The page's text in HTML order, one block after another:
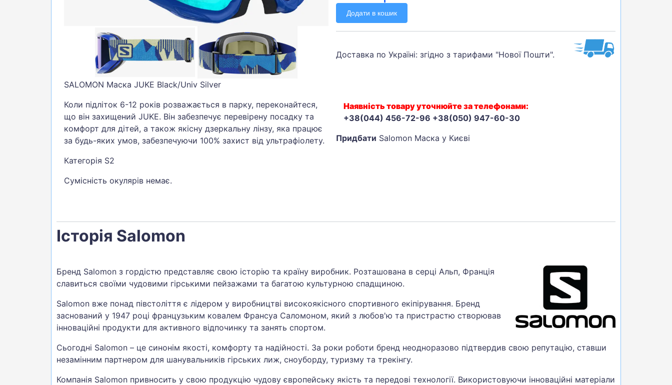
САМОКАТИ
ТЕНІС, БАДМІНТОН
ВОДНІ ВИДИ СПОРТУ
SALOMON Маска JUKE Black/Univ Silver
Коли підліток 6-12 років розважається в парку, переконайтеся,
що він захищений JUKE. Він забезпечує перевірену посадку та
комфорт для дітей, а також якісну дзеркальну лінзу, яка працює
за будь-яких умов, забезпечуючи 100% захист від ультрафіолету.
Категорія S2
Сумісність окулярів немає.
Додати в кошик
Доставка по Україні: згідно з тарифами "Нової Пошти".
Наявність товару уточнюйте за телефонами:
+38(044) 456-72-96 +38(050) 947-60-30
Придбати Salomon Маска у Києві
Історія Salomon
Бренд Salomon з гордістю представляє свою історію та країну виробник. Розташована в серці Альп, Франція
славиться своїми чудовими гірськими пейзажами та багатою культурною спадщиною.
Salomon вже понад півстоліття є лідером у виробництві високоякісного спортивного екіпірування. Бренд
заснований у 1947 році французьким ковалем Франсуа Саломоном, який з любов'ю та пристрастю створював
інноваційні продукти для активного відпочинку та занять спортом.
Сьогодні Salomon – це синонім якості, комфорту та надійності. За роки роботи бренд неодноразово підтвердив свою репутацію, ставши
незамінним партнером для шанувальників гірських лиж, сноуборду, туризму та трекінгу.
Компанія Salomon привносить у свою продукцію чудову європейську якість та передові технології. Використовуючи інноваційні матеріали